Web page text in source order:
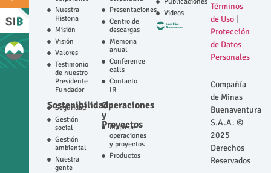
Nuestra
Historia
Misión
Visión
Valores
Testimonio
de nuestro
Presidente
Fundador
Sostenibilidad
Seguridad
Gestión
social
Gestión
ambiental
Nuestra
gente
Presentaciones
Centro de
descargas
Memoria
anual
Conference
calls
Contacto
IR
Operaciones
y
Proyectos
Mapa de
operaciones
y proyectos
Productos
Videos
Términos
de Uso
Protección
de Datos
Personales
Compañía
de Minas
Buenaventura
S.A.A. ©
2025
Derechos
Reservados